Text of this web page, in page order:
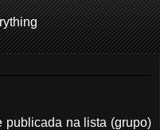
publicada na lista (grupo)